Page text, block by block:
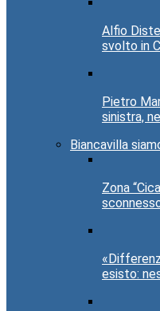
Alfio
svolto in
Pietro
sinistra,
Biancavilla
Zona
esisto: